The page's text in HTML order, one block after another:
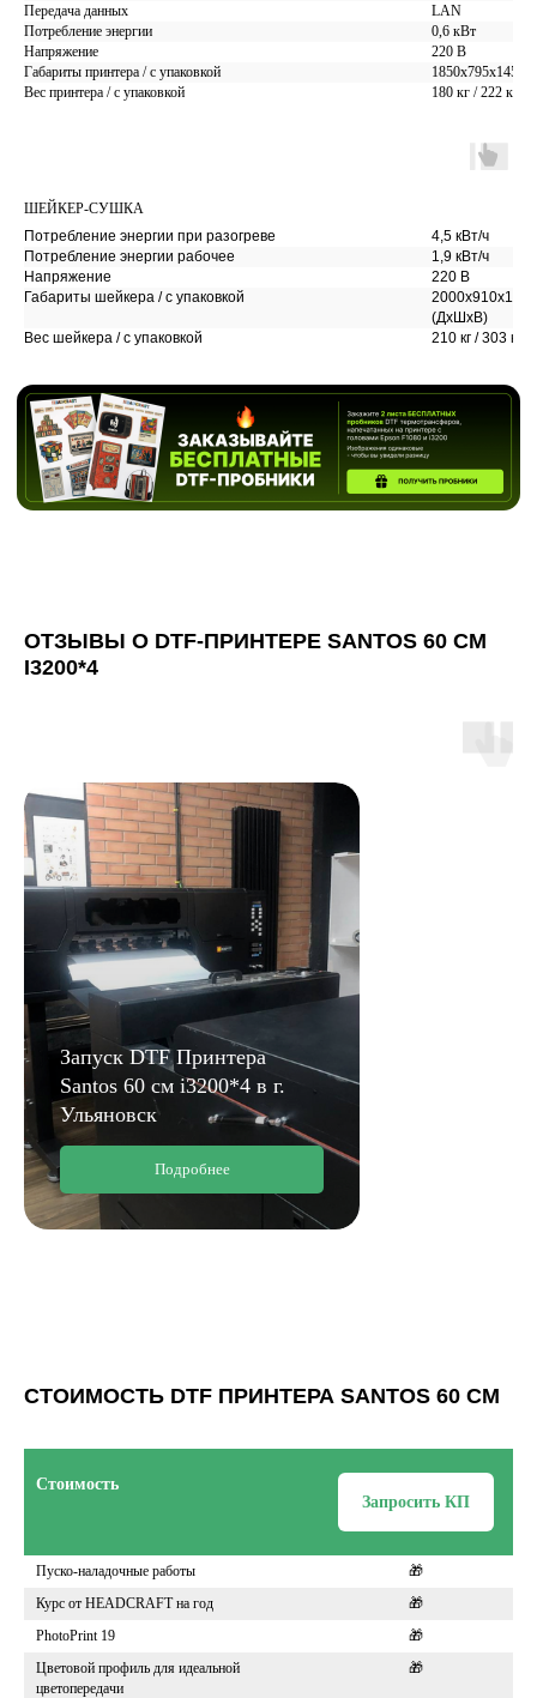
Передача данных
LAN
Потребление энергии
0,6 кВт
Напряжение
220 В
Габариты принтера / с упаковкой
1850х795х1450
Вес принтера / с упаковкой
180 кг / 222 кг
ШЕЙКЕР-СУШКА
Потребление энергии при разогреве
4,5 кВт/ч
Потребление энергии рабочее
1,9 кВт/ч
Напряжение
220 В
Габариты шейкера / с упаковкой
(ДхШхВ)
Вес шейкера / с упаковкой
210 кг / 303 кг
ОТЗЫВЫ О DTF-ПРИНТЕРЕ SANTOS 60 СМ
I3200*4
Запуск DTF Принтера
Santos 60 cм i3200*4 в г.
Ульяновск
Подробнее
СТОИМОСТЬ DTF ПРИНТЕРА SANTOS 60 СМ
Стоимость
Запросить КП
Пуско-наладочные работы
🎁
Курс от HEADCRAFT на год
🎁
PhotoPrint 19
🎁
Цветовой профиль для идеальной
цветопередачи
🎁
✅ Себестоимость печати у наших клиентов
существенно
🔥 Это даёт возможность зарабатывать больше
В итоге ваш ДТФ-принтер окупается
НИЗКАЯ СЕБЕСТОИМОСТЬ
ПЕЧАТИ